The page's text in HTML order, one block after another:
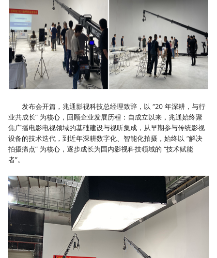
发布会开篇，兆通影视科技总经理致辞，以 “20 年深耕，与行
业共成长” 为核心，回顾企业发展历程：自成立以来，兆通始终聚
焦广播电影电视领域的基础建设与视听集成，从早期参与传统影视
设备的技术迭代，到近年深耕数字化、智能化拍摄，始终以 “解决
拍摄痛点” 为核心，逐步成长为国内影视科技领域的 “技术赋能
者”。